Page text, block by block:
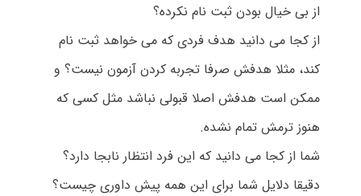
از بی خیال بودن ثبت نام نکرده؟
از کجا می دانید هدف فردی که می خواهد ثبت نام
کند، مثلا هدفش صرفا تجربه کردن آزمون نیست؟ و
ممکن است هدفش اصلا قبولی نباشد مثل کسی که
هنوز ترمش تمام نشده.
شما از کجا می دانید که این فرد انتظار نابجا دارد؟
دقیقا دلایل شما برای این همه پیش داوری چیست؟